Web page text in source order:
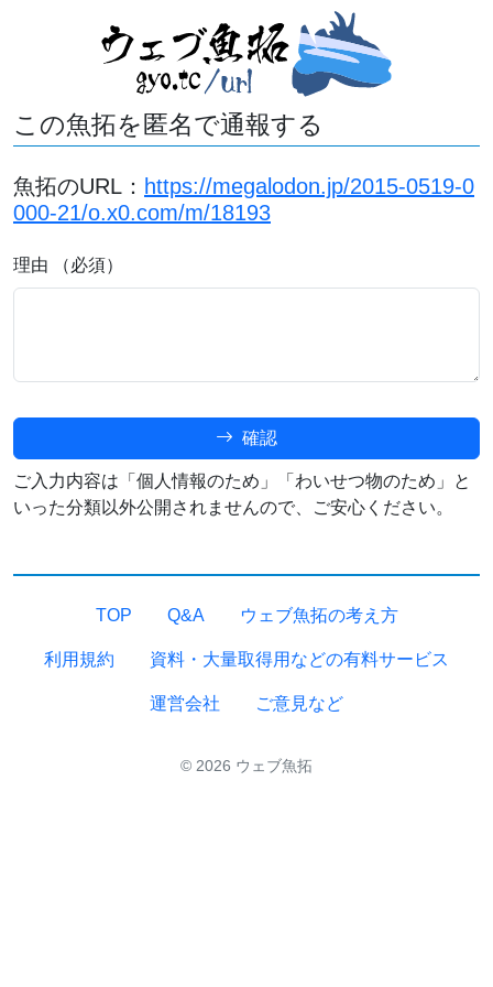
この魚拓を匿名で通報する
魚拓のURL： https://megalodon.jp/2015-0519-0
000-21/o.x0.com/m/18193
理由 （必須）
確認
ご入力内容は「個人情報のため」「わいせつ物のため」と
いった分類以外公開されませんので、ご安心ください。
TOP Q&A ウェブ魚拓の考え方
利用規約 資料・大量取得用などの有料サービス
運営会社 ご意見など
© 2026 ウェブ魚拓